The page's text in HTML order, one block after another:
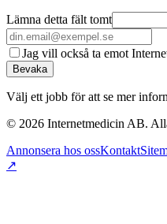
Lämna detta fält tomt
Jag vill också ta emot
Bevaka
Välj ett jobb för att se mer
© 2026 Internetmedicin AB.
Annonsera hos ossKontakt
↗